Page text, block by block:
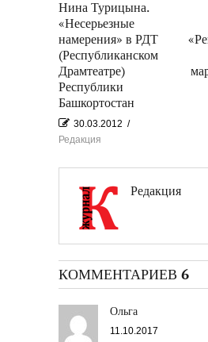
Нина Турицына.
«Несерьезные
намерения» в РДТ
(Республиканском
Драмтеатре)
Республики
Башкортостан
30.03.2012 /
Редакция
Редакция
КОММЕНТАРИЕВ 6
Ольга
11.10.2017